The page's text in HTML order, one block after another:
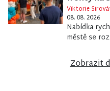
Viktorie
08. 08. 2026
Nabídka
městě se
Zobrazit